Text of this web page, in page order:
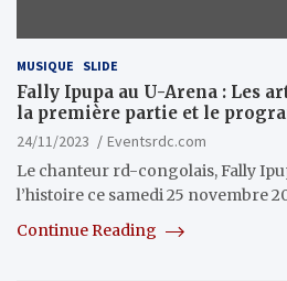
MUSIQUE SLIDE
Fally Ipupa au U-Arena : Les
la première partie et le
24/11/2023
Eventsrdc.com
Le chanteur rd-congolais, Fally
l’histoire ce samedi 25 novembre
Continue Reading